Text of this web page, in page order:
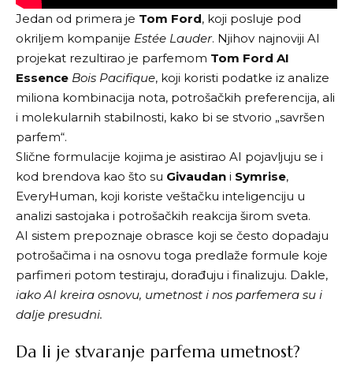
Jedan od primera je Tom Ford, koji posluje pod
okriljem kompanije Estée Lauder. Njihov najnoviji AI
projekat rezultirao je parfemom Tom Ford AI
Essence Bois Pacifique, koji koristi podatke iz analize
miliona kombinacija nota, potrošačkih preferencija, ali
i molekularnih stabilnosti, kako bi se stvorio „savršen
parfem“.
Slične formulacije kojima je asistirao AI pojavljuju se i
kod brendova kao što su Givaudan i Symrise,
EveryHuman, koji koriste veštačku inteligenciju u
analizi sastojaka i potrošačkih reakcija širom sveta.
AI sistem prepoznaje obrasce koji se često dopadaju
potrošačima i na osnovu toga predlaže formule koje
parfimeri potom testiraju, dorađuju i finalizuju. Dakle,
iako AI kreira osnovu, umetnost i nos parfemera su i
dalje presudni.
Da li je stvaranje parfema umetnost?